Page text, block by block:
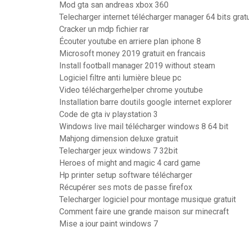
Mod gta san andreas xbox 360
Telecharger internet télécharger manager 64 bits
Cracker un mdp fichier rar
Écouter youtube en arriere plan iphone 8
Microsoft money 2019 gratuit en francais
Install football manager 2019 without steam
Logiciel filtre anti lumière bleue pc
Video téléchargerhelper chrome youtube
Installation barre doutils google internet explorer
Code de gta iv playstation 3
Windows live mail télécharger windows 8 64 bit
Mahjong dimension deluxe gratuit
Telecharger jeux windows 7 32bit
Heroes of might and magic 4 card game
Hp printer setup software télécharger
Récupérer ses mots de passe firefox
Telecharger logiciel pour montage musique gratuit
Comment faire une grande maison sur minecraft
Mise a jour paint windows 7